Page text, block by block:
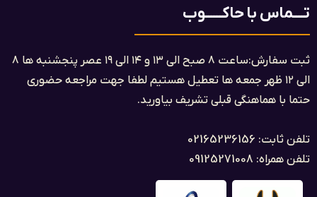
تــــماس با حاکــــــوب
ثبت سفارش:ساعت ۸ صبح الی ۱۳ و ۱۴ الی ۱۹ عصر پنجشنبه ها ۸
الی ۱۲ ظهر جمعه ها تعطیل هستیم لطفا جهت مراجعه حضوری
حتما با هماهنگی قبلی تشریف بیاورید.
تلفن ثابت: 02165236156
تلفن همراه: 09125271008